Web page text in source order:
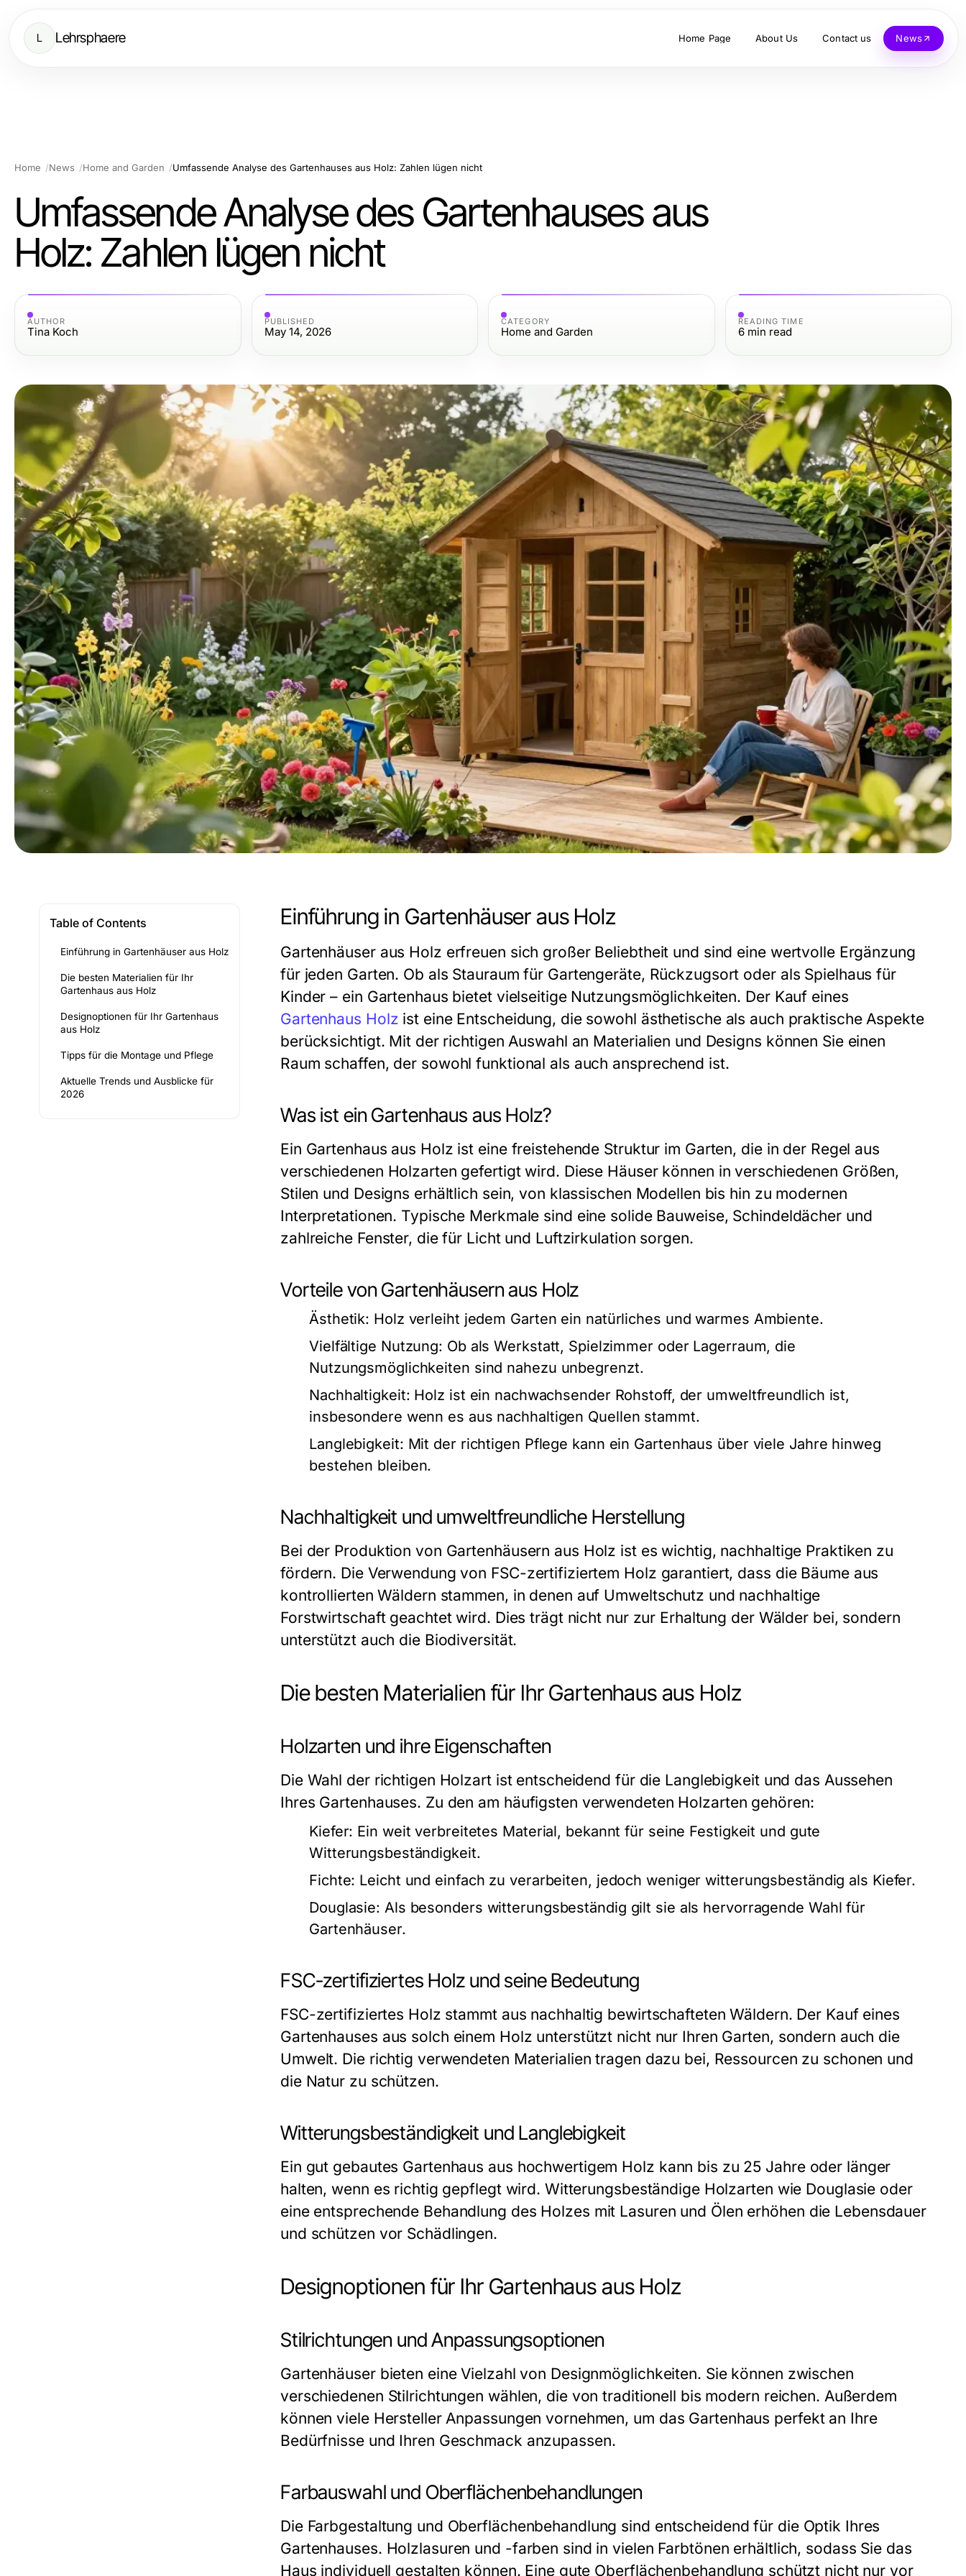
L Lehrsphaere Home Page About Us Contact us News
Home News Home and Garden Umfassende Analyse des Gartenhauses aus Holz: Zahlen lügen nicht
Umfassende Analyse des Gartenhauses aus
Holz: Zahlen lügen nicht
AUTHOR
Tina Koch
PUBLISHED
May 14, 2026
CATEGORY
Home and Garden
READING TIME
6 min read
Table of Contents
Einführung in Gartenhäuser aus Holz
Die besten Materialien für Ihr
Gartenhaus aus Holz
Designoptionen für Ihr Gartenhaus
aus Holz
Tipps für die Montage und Pflege
Aktuelle Trends und Ausblicke für
2026
Einführung in Gartenhäuser aus Holz
Gartenhäuser aus Holz erfreuen sich großer Beliebtheit und sind eine wertvolle Ergänzung
für jeden Garten. Ob als Stauraum für Gartengeräte, Rückzugsort oder als Spielhaus für
Kinder – ein Gartenhaus bietet vielseitige Nutzungsmöglichkeiten. Der Kauf eines
Gartenhaus Holz ist eine Entscheidung, die sowohl ästhetische als auch praktische Aspekte
berücksichtigt. Mit der richtigen Auswahl an Materialien und Designs können Sie einen
Raum schaffen, der sowohl funktional als auch ansprechend ist.
Was ist ein Gartenhaus aus Holz?
Ein Gartenhaus aus Holz ist eine freistehende Struktur im Garten, die in der Regel aus
verschiedenen Holzarten gefertigt wird. Diese Häuser können in verschiedenen Größen,
Stilen und Designs erhältlich sein, von klassischen Modellen bis hin zu modernen
Interpretationen. Typische Merkmale sind eine solide Bauweise, Schindeldächer und
zahlreiche Fenster, die für Licht und Luftzirkulation sorgen.
Vorteile von Gartenhäusern aus Holz
Ästhetik: Holz verleiht jedem Garten ein natürliches und warmes Ambiente.
Vielfältige Nutzung: Ob als Werkstatt, Spielzimmer oder Lagerraum, die
Nutzungsmöglichkeiten sind nahezu unbegrenzt.
Nachhaltigkeit: Holz ist ein nachwachsender Rohstoff, der umweltfreundlich ist,
insbesondere wenn es aus nachhaltigen Quellen stammt.
Langlebigkeit: Mit der richtigen Pflege kann ein Gartenhaus über viele Jahre hinweg
bestehen bleiben.
Nachhaltigkeit und umweltfreundliche Herstellung
Bei der Produktion von Gartenhäusern aus Holz ist es wichtig, nachhaltige Praktiken zu
fördern. Die Verwendung von FSC-zertifiziertem Holz garantiert, dass die Bäume aus
kontrollierten Wäldern stammen, in denen auf Umweltschutz und nachhaltige
Forstwirtschaft geachtet wird. Dies trägt nicht nur zur Erhaltung der Wälder bei, sondern
unterstützt auch die Biodiversität.
Die besten Materialien für Ihr Gartenhaus aus Holz
Holzarten und ihre Eigenschaften
Die Wahl der richtigen Holzart ist entscheidend für die Langlebigkeit und das Aussehen
Ihres Gartenhauses. Zu den am häufigsten verwendeten Holzarten gehören:
Kiefer: Ein weit verbreitetes Material, bekannt für seine Festigkeit und gute
Witterungsbeständigkeit.
Fichte: Leicht und einfach zu verarbeiten, jedoch weniger witterungsbeständig als Kiefer.
Douglasie: Als besonders witterungsbeständig gilt sie als hervorragende Wahl für
Gartenhäuser.
FSC-zertifiziertes Holz und seine Bedeutung
FSC-zertifiziertes Holz stammt aus nachhaltig bewirtschafteten Wäldern. Der Kauf eines
Gartenhauses aus solch einem Holz unterstützt nicht nur Ihren Garten, sondern auch die
Umwelt. Die richtig verwendeten Materialien tragen dazu bei, Ressourcen zu schonen und
die Natur zu schützen.
Witterungsbeständigkeit und Langlebigkeit
Ein gut gebautes Gartenhaus aus hochwertigem Holz kann bis zu 25 Jahre oder länger
halten, wenn es richtig gepflegt wird. Witterungsbeständige Holzarten wie Douglasie oder
eine entsprechende Behandlung des Holzes mit Lasuren und Ölen erhöhen die Lebensdauer
und schützen vor Schädlingen.
Designoptionen für Ihr Gartenhaus aus Holz
Stilrichtungen und Anpassungsoptionen
Gartenhäuser bieten eine Vielzahl von Designmöglichkeiten. Sie können zwischen
verschiedenen Stilrichtungen wählen, die von traditionell bis modern reichen. Außerdem
können viele Hersteller Anpassungen vornehmen, um das Gartenhaus perfekt an Ihre
Bedürfnisse und Ihren Geschmack anzupassen.
Farbauswahl und Oberflächenbehandlungen
Die Farbgestaltung und Oberflächenbehandlung sind entscheidend für die Optik Ihres
Gartenhauses. Holzlasuren und -farben sind in vielen Farbtönen erhältlich, sodass Sie das
Haus individuell gestalten können. Eine gute Oberflächenbehandlung schützt nicht nur vor